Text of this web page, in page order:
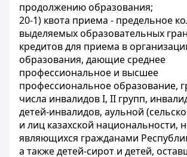
продолжению образования;
20-1) квота приема - предельное
выделяемых образовательных
кредитов для приема в
образования, дающие среднее
профессиональное и высшее
профессиональное образование,
числа инвалидов I, II групп,
детей-инвалидов, аульной
и лиц казахской национальности,
являющихся гражданами
а также детей-сирот и детей,